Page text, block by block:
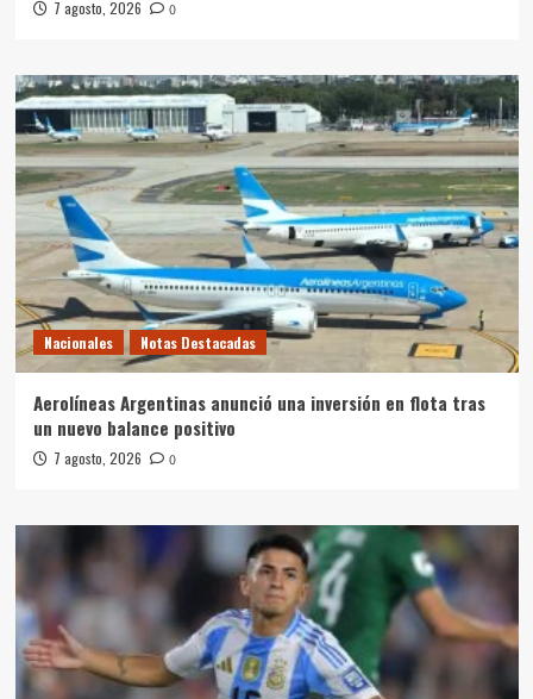
7 agosto, 2026 0
Nacionales Notas Destacadas
Aerolíneas Argentinas anunció una inversión en flota tras
un nuevo balance positivo
7 agosto, 2026 0